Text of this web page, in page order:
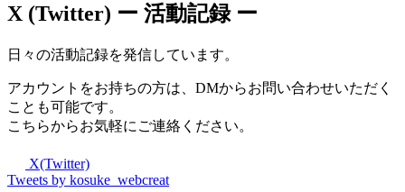
X (Twitter) ー 活動記録 ー
日々の活動記録を発信しています。
アカウントをお持ちの方は、DMからお問い合わせいただく
ことも可能です。
こちらからお気軽にご連絡ください。
X(Twitter)
Tweets by kosuke_webcreat